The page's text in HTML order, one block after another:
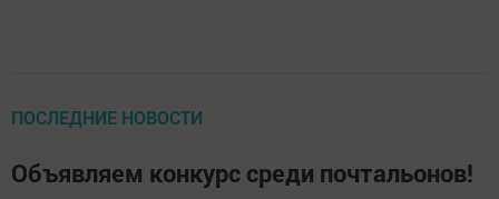
ПОСЛЕДНИЕ НОВОСТИ
Объявляем конкурс среди почтальонов!